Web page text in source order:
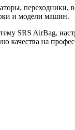
переходники,
и модели машин.
SRS AirBag,
качества на